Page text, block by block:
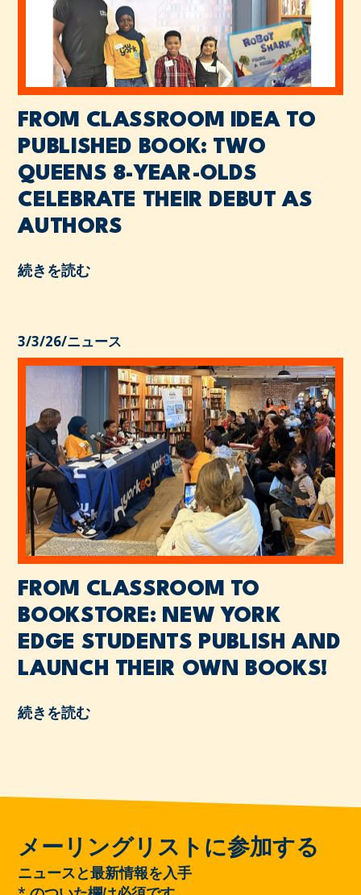
FROM CLASSROOM IDEA TO
PUBLISHED BOOK: TWO
QUEENS 8-YEAR-OLDS
CELEBRATE THEIR DEBUT AS
AUTHORS
続きを読む
3/3/26/ニュース
FROM CLASSROOM TO
BOOKSTORE: NEW YORK
EDGE STUDENTS PUBLISH AND
LAUNCH THEIR OWN BOOKS!
続きを読む
メーリングリストに参加する
ニュースと最新情報を入手